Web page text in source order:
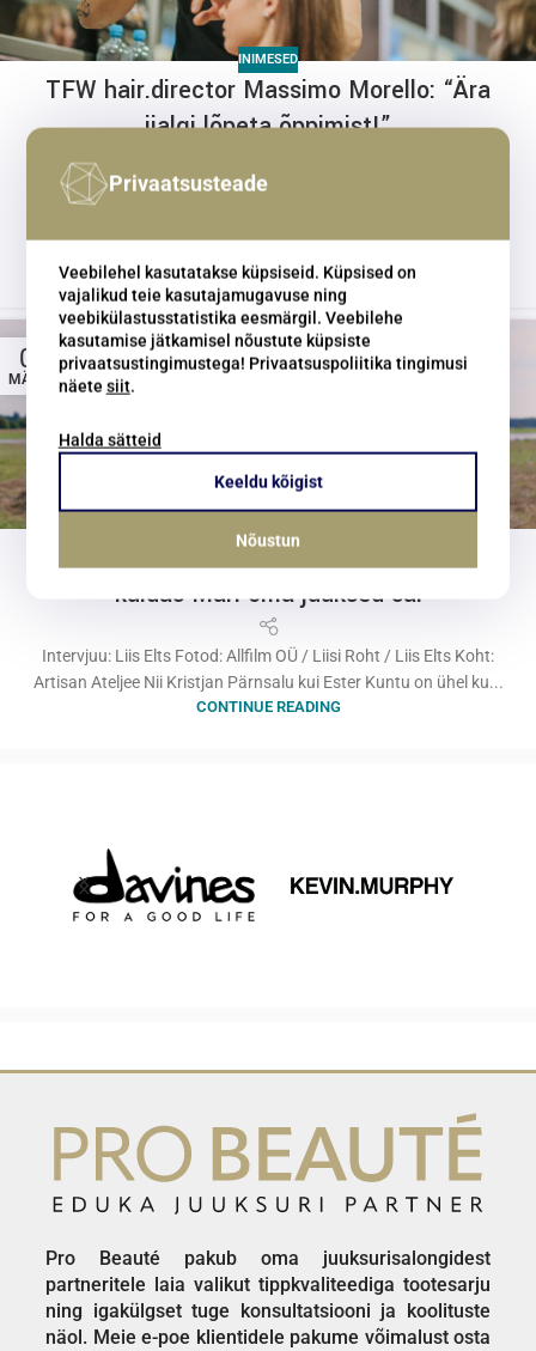
INIMESED
TFW hair.director Massimo Morello: “Ära
iialgi lõpeta õppimist!”
Järgmise nädala kolmapäeval (20.03) alustab taaskord Eesti
otse Itaaliast ...
CONTINUE READING
06
MÄRTS
“Tõde ja Õigus” kulisside tagant – ehk
kuidas Mari oma juuksed sai
Intervjuu: Liis Elts Fotod: Allfilm OÜ / Liisi Roht / Liis Elts Koht:
Artisan Ateljee Nii Kristjan Pärnsalu kui Ester Kuntu on ühel ku...
CONTINUE READING
Pro Beauté pakub oma juuksurisalongidest
partneritele laia valikut tippkvaliteediga tootesarju
ning igakülgset tuge konsultatsiooni ja koolituste
näol. Meie e-poe klientidele pakume võimalust osta
Privaatsusteade
Veebilehel kasutatakse küpsiseid. Küpsised on
vajalikud teie kasutajamugavuse ning
veebikülastusstatistika eesmärgil. Veebilehe
kasutamise jätkamisel nõustute küpsiste
privaatsustingimustega! Privaatsuspoliitika tingimusi
näete siit.
Halda sätteid
Keeldu kõigist
Nõustun